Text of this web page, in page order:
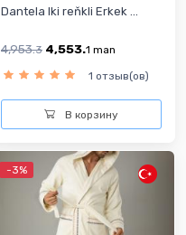
Dantela Iki reňkli Erkek ...
4,953.3 4,553.1 man
1 отзыв(ов)
В корзину
-3%